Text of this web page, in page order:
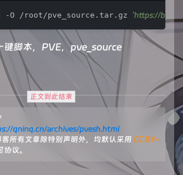
-O /root/pve_source.tar.gz 'https://
键脚本，️ PVE，️pve_source
正文到此结束
qninq.cn/archives/pvesh.html
客所有文章除特别声明外，均默认采用 CC BY-
协议。